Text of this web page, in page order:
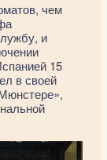
чем
и
15
в своей